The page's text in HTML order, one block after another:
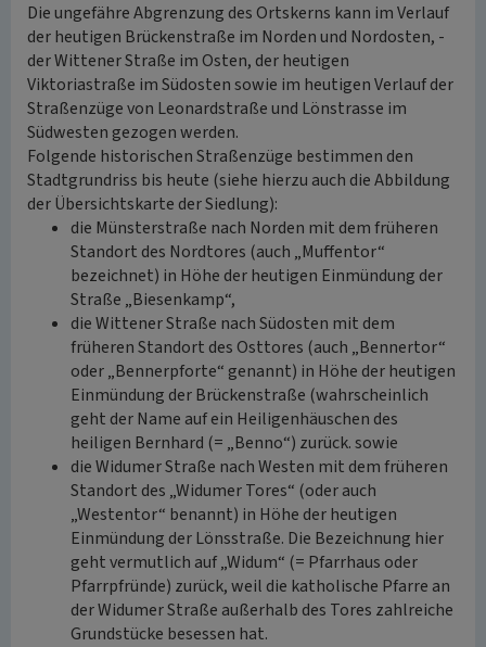
Die ungefähre Abgrenzung des Ortskerns kann im Verlauf
der heutigen Brückenstraße im Norden und Nordosten, -
der Wittener Straße im Osten, der heutigen
Viktoriastraße im Südosten sowie im heutigen Verlauf der
Straßenzüge von Leonardstraße und Lönstrasse im
Südwesten gezogen werden.
Folgende historischen Straßenzüge bestimmen den
Stadtgrundriss bis heute (siehe hierzu auch die Abbildung
der Übersichtskarte der Siedlung):
die Münsterstraße nach Norden mit dem früheren
Standort des Nordtores (auch „Muffentor“
bezeichnet) in Höhe der heutigen Einmündung der
Straße „Biesenkamp“,
die Wittener Straße nach Südosten mit dem
früheren Standort des Osttores (auch „Bennertor“
oder „Bennerpforte“ genannt) in Höhe der heutigen
Einmündung der Brückenstraße (wahrscheinlich
geht der Name auf ein Heiligenhäuschen des
heiligen Bernhard (= „Benno“) zurück. sowie
die Widumer Straße nach Westen mit dem früheren
Standort des „Widumer Tores“ (oder auch
„Westentor“ benannt) in Höhe der heutigen
Einmündung der Lönsstraße. Die Bezeichnung hier
geht vermutlich auf „Widum“ (= Pfarrhaus oder
Pfarrpfründe) zurück, weil die katholische Pfarre an
der Widumer Straße außerhalb des Tores zahlreiche
Grundstücke besessen hat.